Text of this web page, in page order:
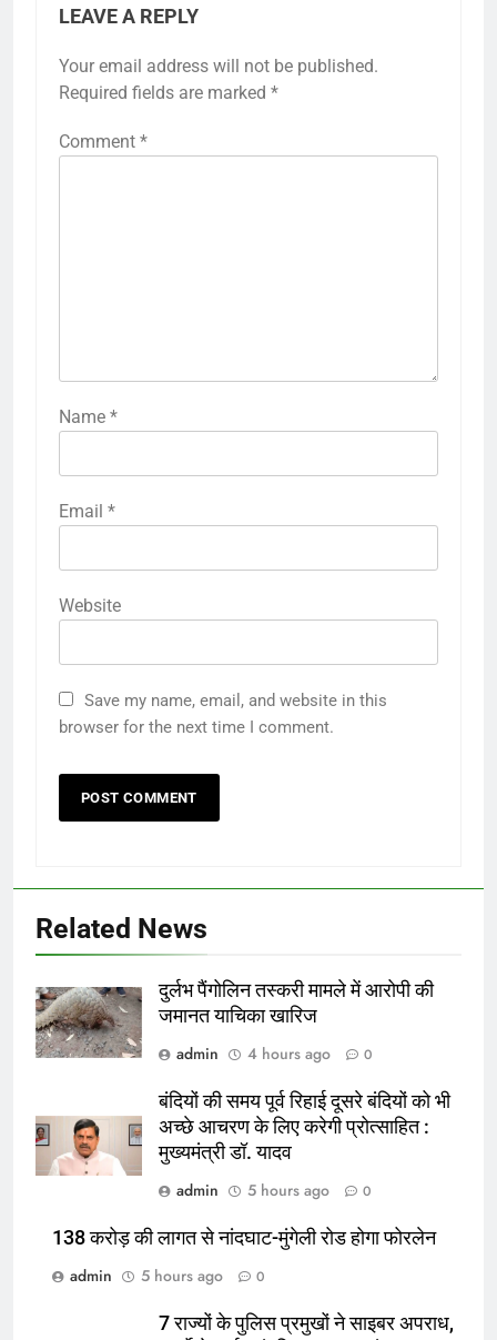
LEAVE A REPLY
Your email address will not be published.
Required fields are marked *
Comment *
Name *
Email *
Website
Save my name, email, and website in this
browser for the next time I comment.
Related News
दुर्लभ पैंगोलिन तस्करी मामले में आरोपी की
जमानत याचिका खारिज
admin
4 hours ago 0
बंदियों की समय पूर्व रिहाई दूसरे बंदियों को भी
अच्छे आचरण के लिए करेगी प्रोत्साहित :
मुख्यमंत्री डॉ. यादव
admin
5 hours ago 0
138 करोड़ की लागत से नांदघाट-मुंगेली रोड होगा फोरलेन
admin
5 hours ago 0
7 राज्यों के पुलिस प्रमुखों ने साइबर अपराध,